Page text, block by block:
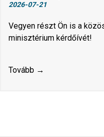
2026-07-21
Vegyen részt Ön is a
minisztérium kérdőívét!
Tovább →